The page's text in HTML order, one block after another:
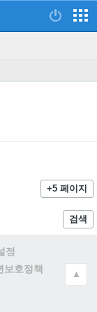
+5 페이지
검색
정
보호정책
▲